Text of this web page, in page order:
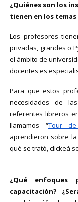
¿Quiénes son los
tienen en los temas
Los profesores
privadas, grandes o
el ámbito de
docentes es
Para que estos
necesidades de
referentes libreros
llamamos “Tour
aprendieron sobre
qué se trató, clickeá
¿Qué enfoques
capacitación?